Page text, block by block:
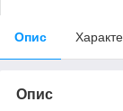
Опис
Опис